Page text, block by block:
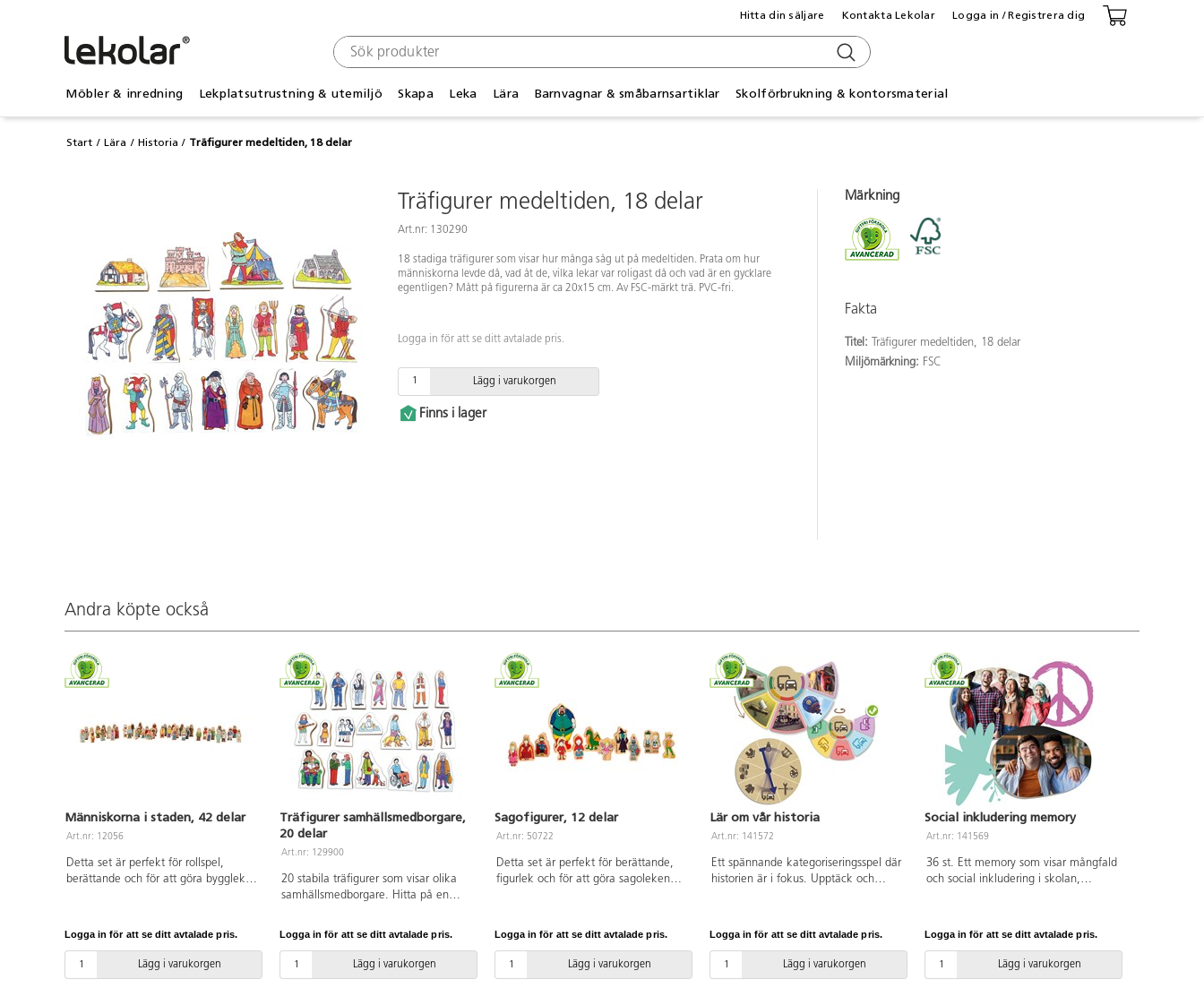
Möbler & inredning Lekplatsutrustning & utemiljö Skapa Leka Lära Barnvagnar & småbarnsartiklar Skolförbrukning & kontorsmaterial
Hitta din säljare Kontakta Lekolar Logga in / Registrera dig
Start Lära Historia Träfigurer medeltiden, 18 delar
Träfigurer medeltiden, 18 delar
Art.nr: 130290
18 stadiga träfigurer som visar hur många såg ut på medeltiden. Prata om hur
människorna levde då, vad åt de, vilka lekar var roligast då och vad är en gycklare
egentligen? Mått på figurerna är ca 20x15 cm. Av FSC-märkt trä. PVC-fri.
Logga in för att se ditt avtalade pris.
Lägg i varukorgen
Finns i lager
Märkning
Fakta
Titel:
Träfigurer medeltiden, 18 delar
Miljömärkning: FSC
Andra köpte också
Människorna i staden, 42 delar
Art.nr: 12056
Detta set är perfekt för rollspel,
berättande och för att göra byggleken
illustrerade. Högkvalitativa träfigurer
med tryck på bägge sidor. Av FSC-
Logga in för att se ditt avtalade pris.
Lägg i varukorgen
Träfigurer samhällsmedborgare,
20 delar
Art.nr: 129900
20 stabila träfigurer som visar olika
samhällsmedborgare. Hitta på en
märkt trä. PVC-fri. Från 1 år.
Logga in för att se ditt avtalade pris.
Lägg i varukorgen
Sagofigurer, 12 delar
Art.nr: 50722
Detta set är perfekt för berättande,
figurlek och för att göra sagoleken
riddare i rustning och narr. Av FSC-
märkt trä. PVC-fri. Från 1 år.
Logga in för att se ditt avtalade pris.
Lägg i varukorgen
Lär om vår historia
Art.nr: 141572
Ett spännande kategoriseringsspel där
historien är i fokus. Upptäck och
uppfinningarna i olika tidsperioder.
Förutom spelet medföljer även ett
Logga in för att se ditt avtalade pris.
Lägg i varukorgen
Social inkludering memory
Art.nr: 141569
36 st. Ett memory som visar mångfald
och social inkludering i skolan,
PVC-fri. Från 3 år.
Logga in för att se ditt avtalade pris.
Lägg i varukorgen